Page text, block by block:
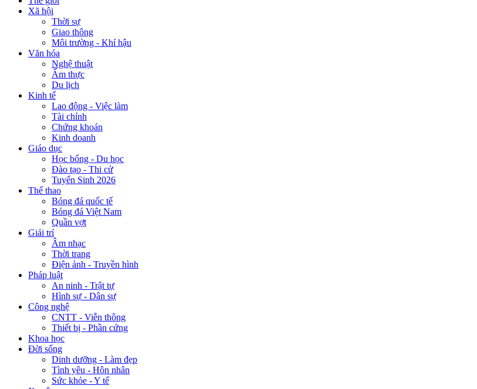
Xã hội
Thời sự
Giao thông
Môi trường - Khí hậu
Văn hóa
Nghệ thuật
Ẩm thực
Du lịch
Kinh tế
Lao động - Việc làm
Tài chính
Chứng khoán
Kinh doanh
Giáo dục
Học bổng - Du học
Đào tạo - Thi cử
Tuyển Sinh 2026
Thể thao
Bóng đá quốc tế
Bóng đá Việt Nam
Quần vợt
Giải trí
Âm nhạc
Thời trang
Điện ảnh - Truyền hình
Pháp luật
An ninh - Trật tự
Hình sự - Dân sự
Công nghệ
CNTT - Viễn thông
Thiết bị - Phần cứng
Khoa học
Đời sống
Dinh dưỡng - Làm đẹp
Tình yêu - Hôn nhân
Sức khỏe - Y tế